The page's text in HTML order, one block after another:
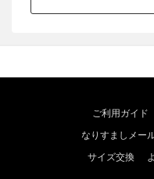
ご利用ガイド
なりすましメー
サイズ交換